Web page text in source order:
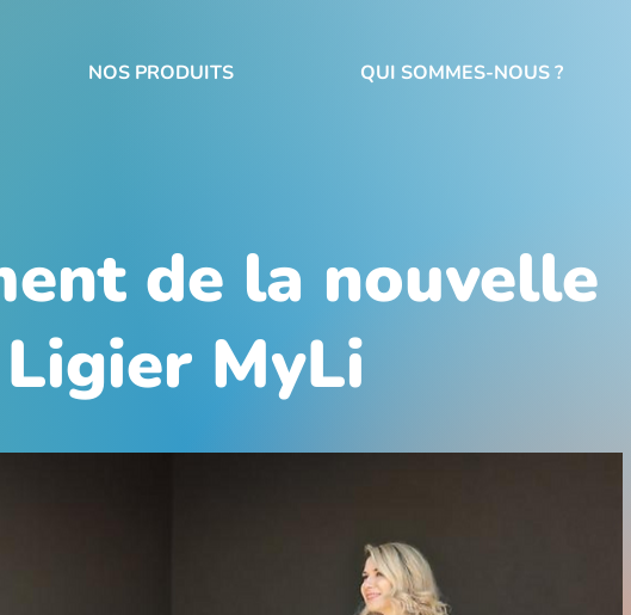
NOS PRODUITS QUI SOMMES-NOUS ?
de la nouvelle
Ligier MyLi